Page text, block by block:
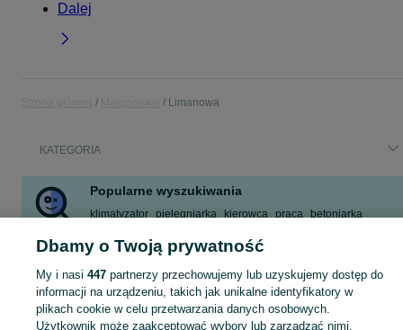
Dalej
Limanowa
KATEGORIA
Popularne wyszukiwania
klimatyzator pielęgniarka kierowca praca
betoniarka
Skorzystaj z największego serwisu ogłoszeniowego - Limanowa i okolice! Kupuj to, czego pragniesz i sprzedawaj to, czego już nie potrzebujesz!
Dbamy o Twoją prywatność
My i nasi 447partnerzy przechowujemy lub uzyskujemy dostęp do
informacji na urządzeniu, takich jak unikalne identyfikatory w
plikach cookie w celu przetwarzania danych osobowych.
Użytkownik może zaakceptować wybory lub zarządzać nimi,